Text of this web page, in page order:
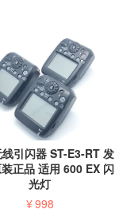
引闪器 ST-E3-RT 发
正品 适用 600 EX 闪
光灯
¥998